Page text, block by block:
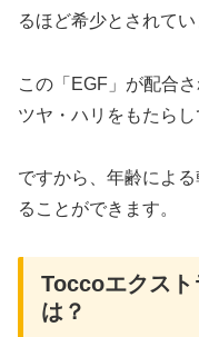
るほど希少とされてい
この「EGF」が配合
ツヤ・ハリをもたらし
ですから、年齢によ
ることができます。
Toccoエクス
は？